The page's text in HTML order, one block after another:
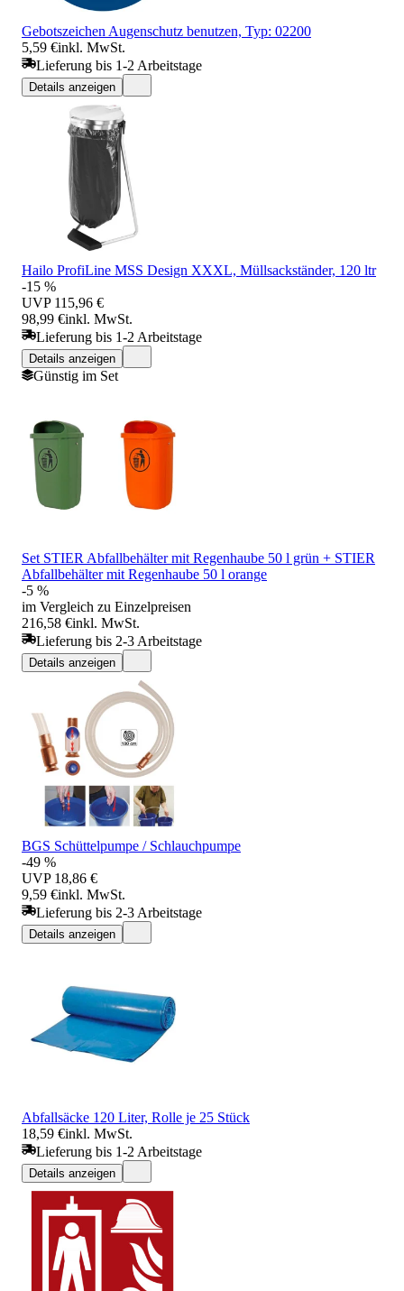
Gebotszeichen Augenschutz benutzen, Typ: 02200
5,59 €inkl. MwSt.
Lieferung bis 1-2 Arbeitstage
Details anzeigen
Hailo ProfiLine MSS Design XXXL, Müllsackständer, 120 ltr
-15 %
UVP 115,96 €
98,99 €inkl. MwSt.
Lieferung bis 1-2 Arbeitstage
Details anzeigen
Günstig im Set
Set STIER Abfallbehälter mit Regenhaube 50 l grün + STIER
Abfallbehälter mit Regenhaube 50 l orange
-5 %
im Vergleich zu Einzelpreisen
216,58 €inkl. MwSt.
Lieferung bis 2-3 Arbeitstage
Details anzeigen
BGS Schüttelpumpe / Schlauchpumpe
-49 %
UVP 18,86 €
9,59 €inkl. MwSt.
Lieferung bis 2-3 Arbeitstage
Details anzeigen
Abfallsäcke 120 Liter, Rolle je 25 Stück
18,59 €inkl. MwSt.
Lieferung bis 1-2 Arbeitstage
Details anzeigen